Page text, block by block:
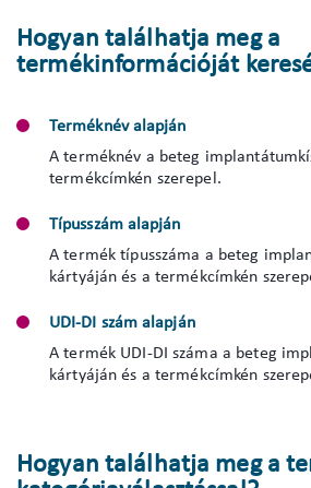
Hogyan találhatja meg a
termékinformációját
Terméknév alapján
A terméknév a beteg
termékcímkén szerepel.
Típusszám alapján
A termék típusszáma a beteg
kártyáján és a termékcímkén
UDI-DI szám alapján
A termék UDI-DI száma a beteg
kártyáján és a termékcímkén
Hogyan találhatja meg a